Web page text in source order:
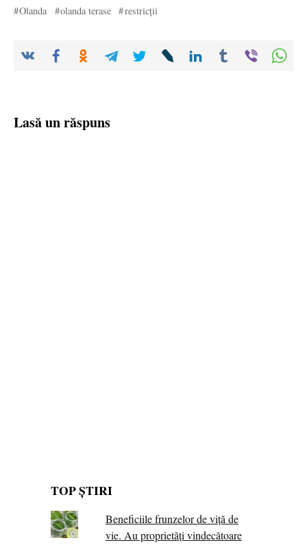
Olanda olanda terase restricții
Lasă un răspuns
TOP ȘTIRI
Beneficiile frunzelor de viță de
vie. Au proprietăţi vindecătoare